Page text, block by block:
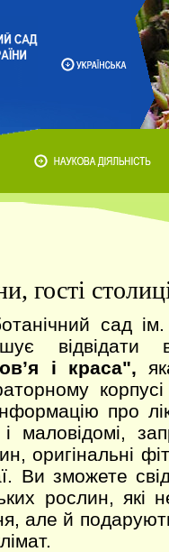
гості
сад
відвідати
і краса",
про
і маловідомі,
оригінальні
Ви зможете
рослин, які
але й